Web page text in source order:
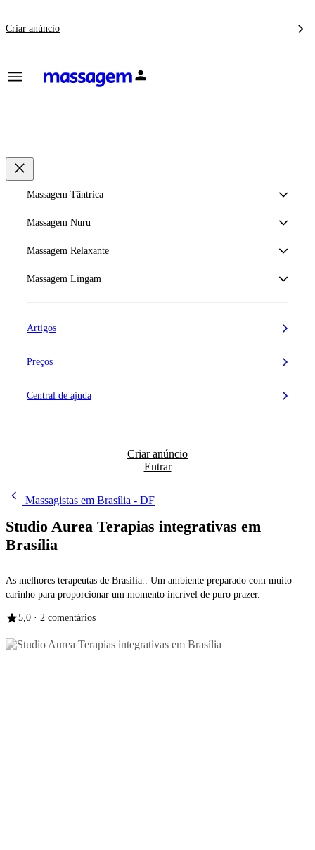
Criar anúncio
Massagem Tântrica
Massagem Nuru
Massagem Relaxante
Massagem Lingam
Artigos
Preços
Central de ajuda
Criar anúncio
Entrar
Massagistas em Brasília - DF
Studio Aurea Terapias integrativas em
Brasília
As melhores terapeutas de Brasília.. Um ambiente preparado com muito
carinho para proporcionar um momento incrível de puro prazer.
5,0 · 2 comentários